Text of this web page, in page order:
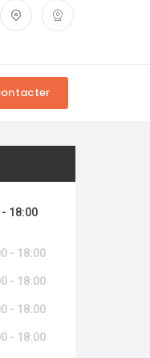
18:00
- 18:00
- 18:00
- 18:00
- 18:00